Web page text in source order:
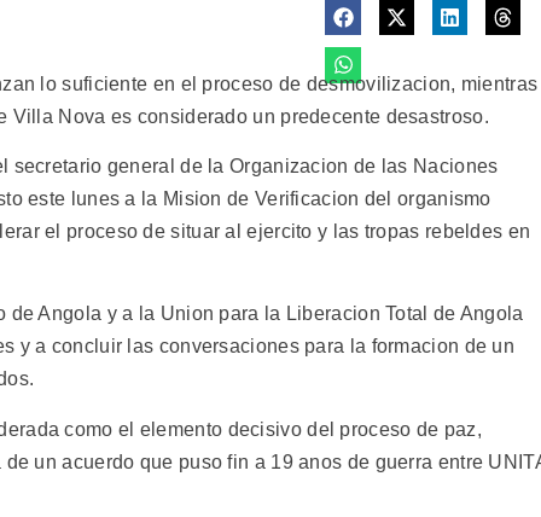
lo suficiente en el proceso de desmovilizacion, mientras
Villa Nova es considerado un predecente desastroso.
secretario general de la Organizacion de las Naciones
este lunes a la Mision de Verificacion del organismo
el proceso de situar al ejercito y las tropas rebeldes en
Angola y a la Union para la Liberacion Total de Angola
y a concluir las conversaciones para la formacion de un
como el elemento decisivo del proceso de paz,
un acuerdo que puso fin a 19 anos de guerra entre